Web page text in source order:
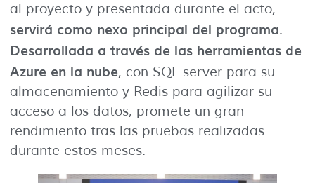
al proyecto y presentada durante el acto,
servirá como nexo principal del programa.
Desarrollada a través de las herramientas de
Azure en la nube, con SQL server para su
almacenamiento y Redis para agilizar su
acceso a los datos, promete un gran
rendimiento tras las pruebas realizadas
durante estos meses.